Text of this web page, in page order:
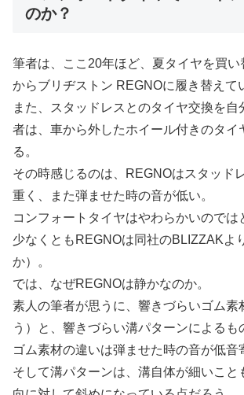
のか？
筆者は、ここ20年ほど、夏タイヤを買い
からブリヂストン REGNOに履き替えて
また、スタッドレスとのタイヤ交換を自
者は、車から外したホイール付きのタイ
る。
その時感じるのは、REGNOはスタッド
重く、また弾ませた時の音が低い。
コンフォートタイヤはやわらかいのでは
少なくともREGNOは同社のBLIZZAKよ
か）。
では、なぜREGNOは静かなのか。
素人の筆者が思うに、響きづらいゴム素
う）と、響きづらい溝パターンによるも
ゴム素材の違いは弾ませた時の音が低音
そして溝パターンは、溝自体が細いこと